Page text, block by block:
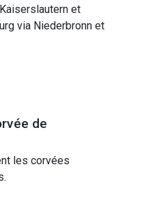
et
via Niederbronn et
de
les corvées